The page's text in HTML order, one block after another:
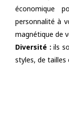
économique
personnalité à
magnétique de
Diversité : ils
styles, de